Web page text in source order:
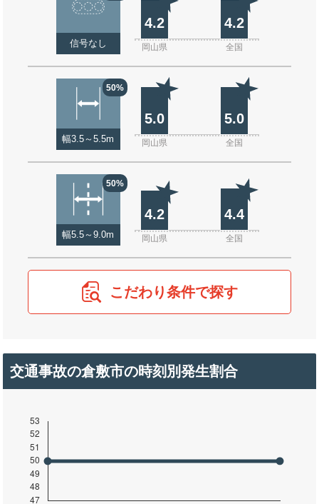
信号なし
4.2 4.2
岡山県 全国
50%
幅3.5～5.5m
5.0 5.0
岡山県 全国
50%
幅5.5～9.0m
4.2 4.4
岡山県 全国
こだわり条件で探す
交通事故の倉敷市の時刻別発生割合